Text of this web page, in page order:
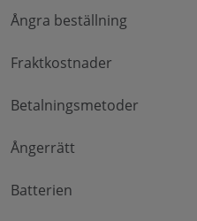
Ångra beställning
Fraktkostnader
Betalningsmetoder
Ångerrätt
Batterien